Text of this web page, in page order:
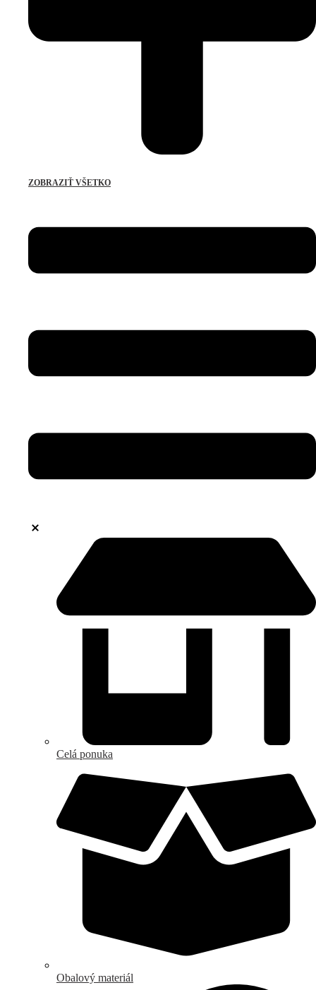
ZOBRAZIŤ VŠETKO
Celá ponuka
Obalový materiál